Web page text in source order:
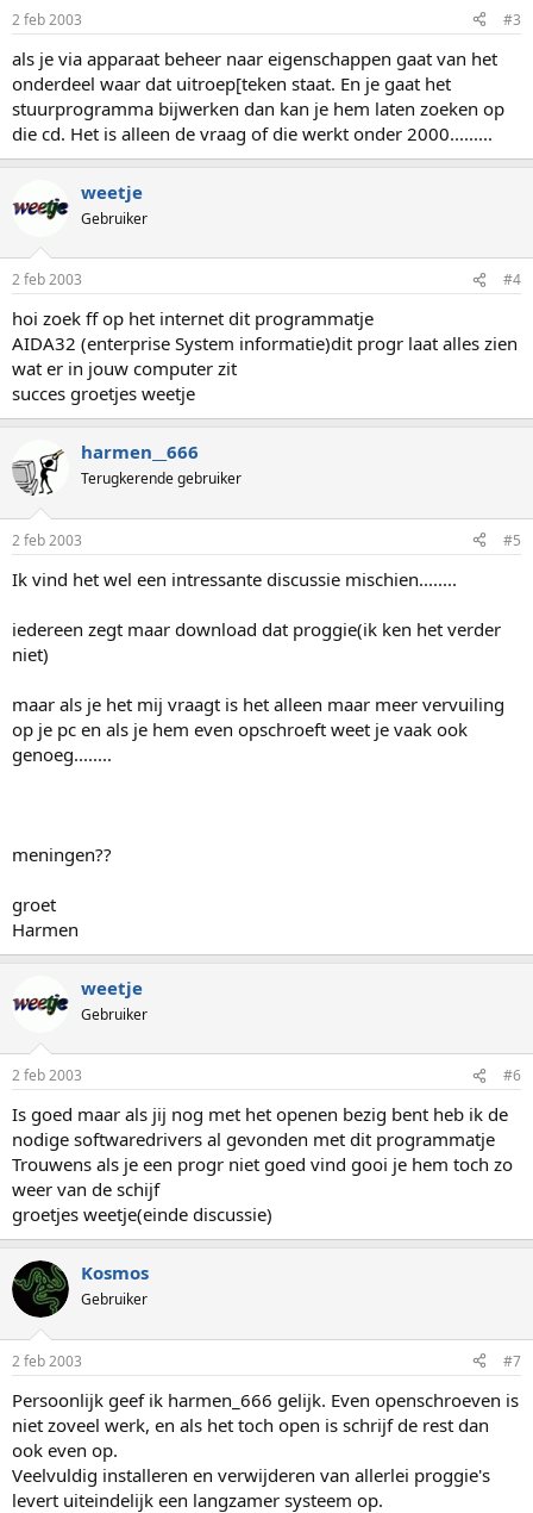
2 feb 2003 #3
als je via apparaat beheer naar eigenschappen gaat van het
onderdeel waar dat uitroep[teken staat. En je gaat het
stuurprogramma bijwerken dan kan je hem laten zoeken op
die cd. Het is alleen de vraag of die werkt onder 2000.........
weetje
Gebruiker
2 feb 2003 #4
hoi zoek ff op het internet dit programmatje
AIDA32 (enterprise System informatie)dit progr laat alles zien
wat er in jouw computer zit
succes groetjes weetje
harmen__666
Terugkerende gebruiker
2 feb 2003 #5
Ik vind het wel een intressante discussie mischien........
iedereen zegt maar download dat proggie(ik ken het verder
niet)
maar als je het mij vraagt is het alleen maar meer vervuiling
op je pc en als je hem even opschroeft weet je vaak ook
genoeg........
meningen??
groet
Harmen
weetje
Gebruiker
2 feb 2003 #6
Is goed maar als jij nog met het openen bezig bent heb ik de
nodige softwaredrivers al gevonden met dit programmatje
Trouwens als je een progr niet goed vind gooi je hem toch zo
weer van de schijf
groetjes weetje(einde discussie)
Kosmos
Gebruiker
2 feb 2003 #7
Persoonlijk geef ik harmen_666 gelijk. Even openschroeven is
niet zoveel werk, en als het toch open is schrijf de rest dan
ook even op.
Veelvuldig installeren en verwijderen van allerlei proggie's
levert uiteindelijk een langzamer systeem op.